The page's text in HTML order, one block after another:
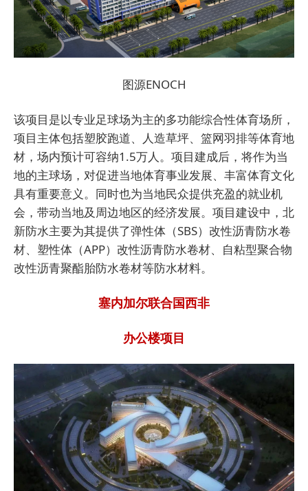
图源ENOCH
该项目是以专业足球场为主的多功能综合性体育场所，
项目主体包括塑胶跑道、人造草坪、篮网羽排等体育地
材，场内预计可容纳1.5万人。项目建成后，将作为当
地的主球场，对促进当地体育事业发展、丰富体育文化
具有重要意义。同时也为当地民众提供充盈的就业机
会，带动当地及周边地区的经济发展。项目建设中，北
新防水主要为其提供了弹性体（SBS）改性沥青防水卷
材、塑性体（APP）改性沥青防水卷材、自粘型聚合物
改性沥青聚酯胎防水卷材等防水材料。
塞内加尔联合国西非
办公楼项目